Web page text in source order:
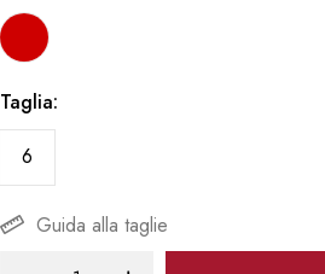
Taglia
6
Guida alla taglie